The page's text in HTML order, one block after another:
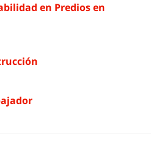
en Predios en